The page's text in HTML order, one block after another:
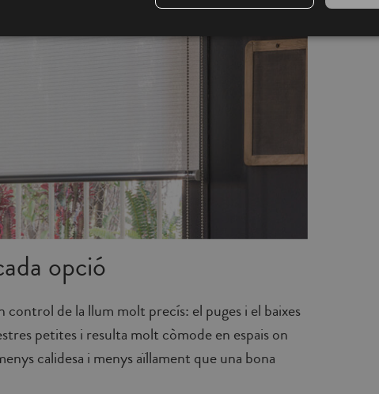
opció
de la llum molt precís: el puges i el baixes
petites i resulta molt còmode en espais on
calidesa i menys aïllament que una bona